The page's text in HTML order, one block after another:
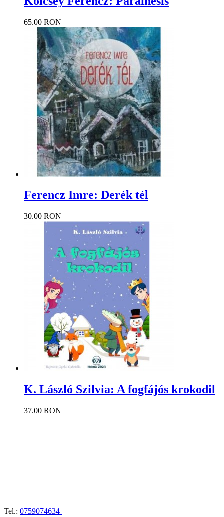
65.00 RON
Ferencz Imre: Derék tél
30.00 RON
K. László Szilvia: A fogfájós krokodil
37.00 RON
Tel.: 0759074634